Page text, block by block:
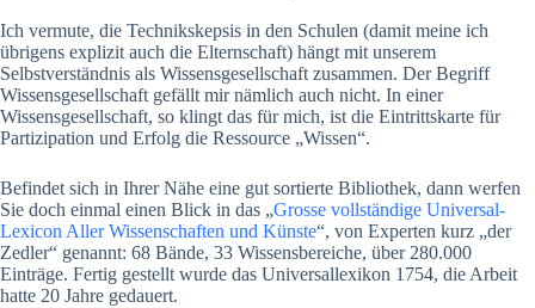
Ich vermute, die Technikskepsis in den Schulen (damit meine ich
übrigens explizit auch die Elternschaft) hängt mit unserem
Selbstverständnis als Wissensgesellschaft zusammen. Der Begriff
Wissensgesellschaft gefällt mir nämlich auch nicht. In einer
Wissensgesellschaft, so klingt das für mich, ist die Eintrittskarte für
Partizipation und Erfolg die Ressource „Wissen“.
Befindet sich in Ihrer Nähe eine gut sortierte Bibliothek, dann werfen
Sie doch einmal einen Blick in das „Grosse vollständige Universal-
Lexicon Aller Wissenschaften und Künste“, von Experten kurz „der
Zedler“ genannt: 68 Bände, 33 Wissensbereiche, über 280.000
Einträge. Fertig gestellt wurde das Universallexikon 1754, die Arbeit
hatte 20 Jahre gedauert.